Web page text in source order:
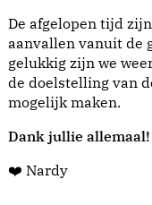
De afgelopen tijd
aanvallen vanuit de
gelukkig zijn we
de doelstelling van
mogelijk maken.
Dank jullie allemaal!
❤️ Nardy